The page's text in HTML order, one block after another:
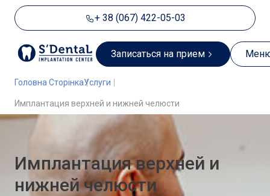
+ 38 (067) 422-05-03
Записаться на прием
Головна СторінкаУслуги
Имплантация верхней и нижней челюсти
Имплантация верхней и
нижней челюсти